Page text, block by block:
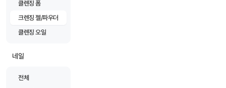
클렌징 폼
크렌징 젤/파우더
클렌징 오일
네일
전체